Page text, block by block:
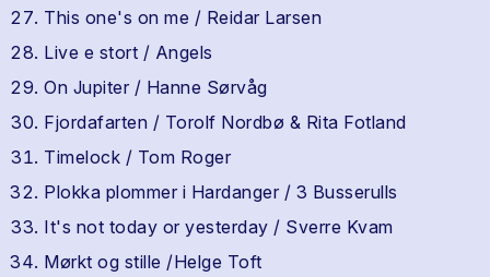
This one's on me / Reidar Larsen
Live e stort / Angels
On Jupiter / Hanne Sørvåg
Fjordafarten / Torolf Nordbø & Rita Fotland
Timelock / Tom Roger
Plokka plommer i Hardanger / 3 Busserulls
It's not today or yesterday / Sverre Kvam
Mørkt og stille /Helge Toft